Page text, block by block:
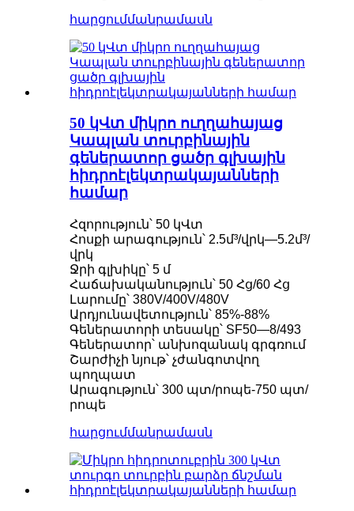
հարցումմանրամասն
50 կՎտ միկրո ուղղահայաց
Կապլան տուրբինային
գեներատոր ցածր գլխային
հիդրոէլեկտրակայանների
համար
Հզորություն՝ 50 կՎտ
Հոսքի արագություն՝ 2.5մ³/վրկ—5.2մ³/
վրկ
Ջրի գլխիկը՝ 5 մ
Հաճախականություն՝ 50 Հց/60 Հց
Լարումը՝ 380V/400V/480V
Արդյունավետություն՝ 85%-88%
Գեներատորի տեսակը՝ SF50—8/493
Գեներատոր՝ անխոզանակ գրգռում
Շարժիչի նյութ՝ չժանգոտվող
պողպատ
Արագություն՝ 300 պտ/րոպե-750 պտ/
րոպե
հարցումմանրամասն